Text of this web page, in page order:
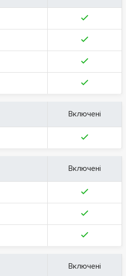
Включені
Включені
Включені